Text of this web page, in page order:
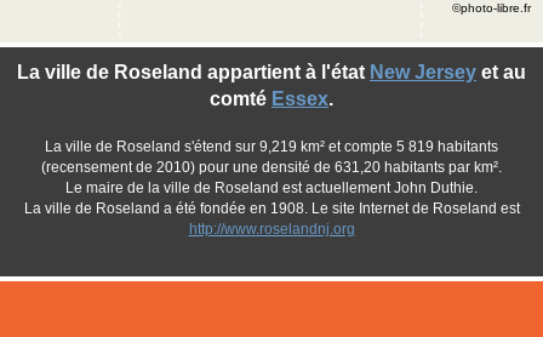
La ville de Roseland appartient à l'état New Jersey et au
comté Essex.
La ville de Roseland s'étend sur 9,219 km² et compte 5 819 habitants
(recensement de 2010) pour une densité de 631,20 habitants par km².
Le maire de la ville de Roseland est actuellement John Duthie.
La ville de Roseland a été fondée en 1908. Le site Internet de Roseland est
http://www.roselandnj.org
©photo-libre.fr